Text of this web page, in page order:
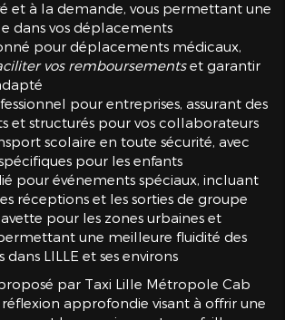
et à la demande, vous permettant une
dans vos déplacements
pour déplacements médicaux,
vos remboursementset garantir
pour entreprises, assurant des
et structurés pour vos collaborateurs
scolaire en toute sécurité, avec
pour les enfants
pour événements spéciaux, incluant
réceptions et les sorties de groupe
pour les zones urbaines et
une meilleure fluidité des
LILLE et ses environs
par Taxi Lille Métropole Cab
approfondie visant à offrir une